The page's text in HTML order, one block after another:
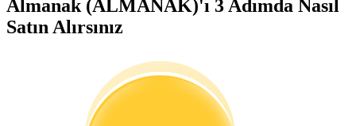
Almanak (ALMANAK)'ı 3 Adımda Nasıl
Satın Alırsınız